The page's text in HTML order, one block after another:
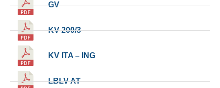
GV
KV-200/3
KV ITA – ING
LBLV AT